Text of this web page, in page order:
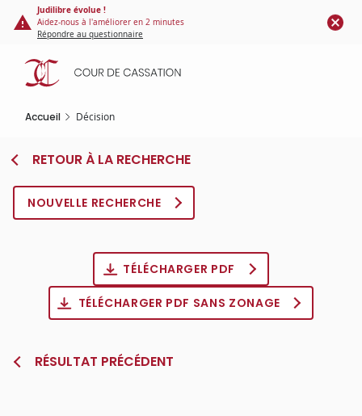
Panneau de gestion des cookies
contenu
principal
Judilibre évolue !
Aidez-nous à l'améliorer en 2 minutes
Répondre au questionnaire
Accueil Décision
RETOUR À LA RECHERCHE
NOUVELLE RECHERCHE
TÉLÉCHARGER PDF
TÉLÉCHARGER PDF SANS ZONAGE
RÉSULTAT PRÉCÉDENT